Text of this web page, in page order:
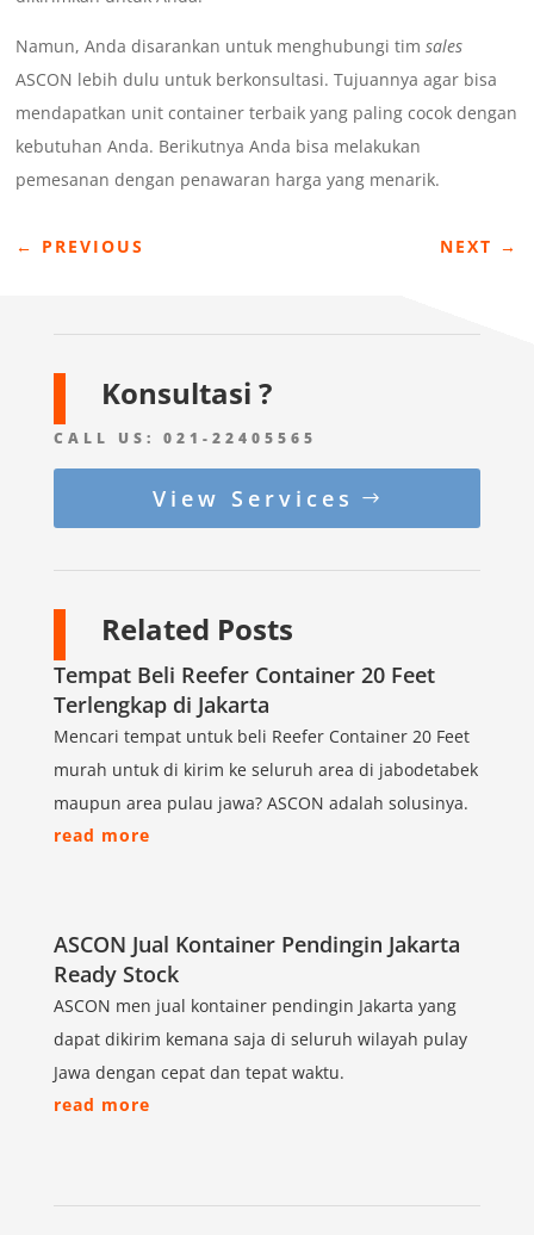
Namun, Anda disarankan untuk menghubungi timsales
ASCON lebih dulu untuk berkonsultasi. Tujuannya agar bisa
mendapatkan unit container terbaik yang paling cocok dengan
kebutuhan Anda. Berikutnya Anda bisa melakukan
pemesanan dengan penawaran harga yang menarik.
← PREVIOUS NEXT →
Konsultasi ?
CALL US: 021-22405565
View Services
Related Posts
Tempat Beli Reefer Container 20 Feet
Terlengkap di Jakarta
Mencari tempat untuk beli Reefer Container 20 Feet
murah untuk di kirim ke seluruh area di jabodetabek
maupun area pulau jawa? ASCON adalah solusinya.
read more
ASCON Jual Kontainer Pendingin Jakarta
Ready Stock
ASCON men jual kontainer pendingin Jakarta yang
dapat dikirim kemana saja di seluruh wilayah pulay
Jawa dengan cepat dan tepat waktu.
read more